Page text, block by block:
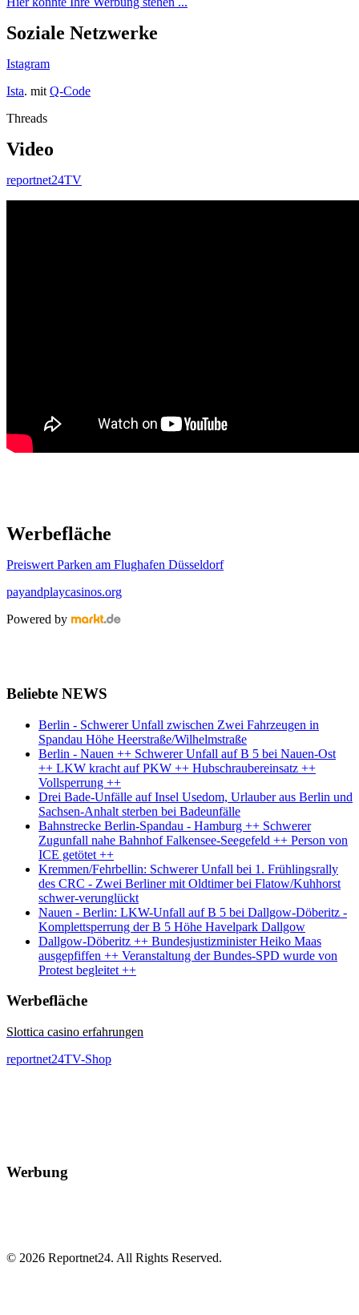
Soziale Netzwerke
Istagram
Ista. mit Q-Code
Threads
Video
reportnet24TV
Werbefläche
Preiswert Parken am Flughafen Düsseldorf
payandplaycasinos.org
Powered by
Beliebte NEWS
Berlin - Schwerer Unfall zwischen Zwei Fahrzeugen in
Spandau Höhe Heerstraße/Wilhelmstraße
Berlin - Nauen ++ Schwerer Unfall auf B 5 bei Nauen-Ost
++ LKW kracht auf PKW ++ Hubschraubereinsatz ++
Vollsperrung ++
Drei Bade-Unfälle auf Insel Usedom, Urlauber aus Berlin und
Sachsen-Anhalt sterben bei Badeunfälle
Bahnstrecke Berlin-Spandau - Hamburg ++ Schwerer
Zugunfall nahe Bahnhof Falkensee-Seegefeld ++ Person von
ICE getötet ++
Kremmen/Fehrbellin: Schwerer Unfall bei 1. Frühlingsrally
des CRC - Zwei Berliner mit Oldtimer bei Flatow/Kuhhorst
schwer-verunglückt
Nauen - Berlin: LKW-Unfall auf B 5 bei Dallgow-Döberitz -
Komplettsperrung der B 5 Höhe Havelpark Dallgow
Dallgow-Döberitz ++ Bundesjustizminister Heiko Maas
ausgepfiffen ++ Veranstaltung der Bundes-SPD wurde von
Protest begleitet ++
Werbefläche
Slottica casino erfahrungen
reportnet24TV-Shop
Werbung
© 2026 Reportnet24. All Rights Reserved.